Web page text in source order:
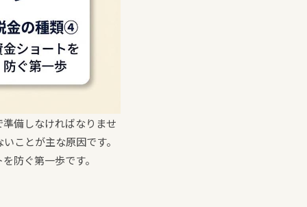
備しなければなりませ
ことが主な原因です。
防ぐ第一歩です。